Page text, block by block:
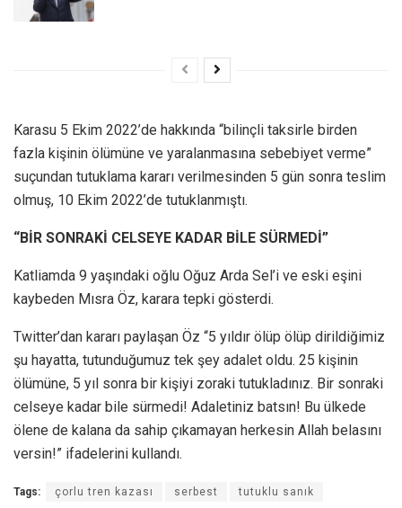
Karasu 5 Ekim 2022’de hakkında “bilinçli taksirle birden
fazla kişinin ölümüne ve yaralanmasına sebebiyet verme”
suçundan tutuklama kararı verilmesinden 5 gün sonra teslim
olmuş, 10 Ekim 2022’de tutuklanmıştı.
“BİR SONRAKİ CELSEYE KADAR BİLE SÜRMEDİ”
Katliamda 9 yaşındaki oğlu Oğuz Arda Sel’i ve eski eşini
kaybeden Mısra Öz, karara tepki gösterdi.
Twitter’dan kararı paylaşan Öz “5 yıldır ölüp ölüp dirildiğimiz
şu hayatta, tutunduğumuz tek şey adalet oldu. 25 kişinin
ölümüne, 5 yıl sonra bir kişiyi zoraki tutukladınız. Bir sonraki
celseye kadar bile sürmedi! Adaletiniz batsın! Bu ülkede
ölene de kalana da sahip çıkamayan herkesin Allah belasını
versin!” ifadelerini kullandı.
Tags: çorlu tren kazası serbest tutuklu sanık